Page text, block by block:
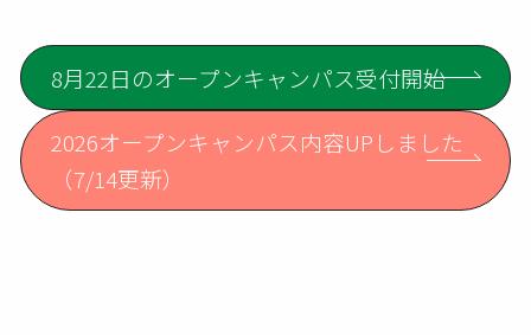
8月22日のオープンキャンパス受付開始
2026オープンキャンパス内容UPしました
（7/14更新）